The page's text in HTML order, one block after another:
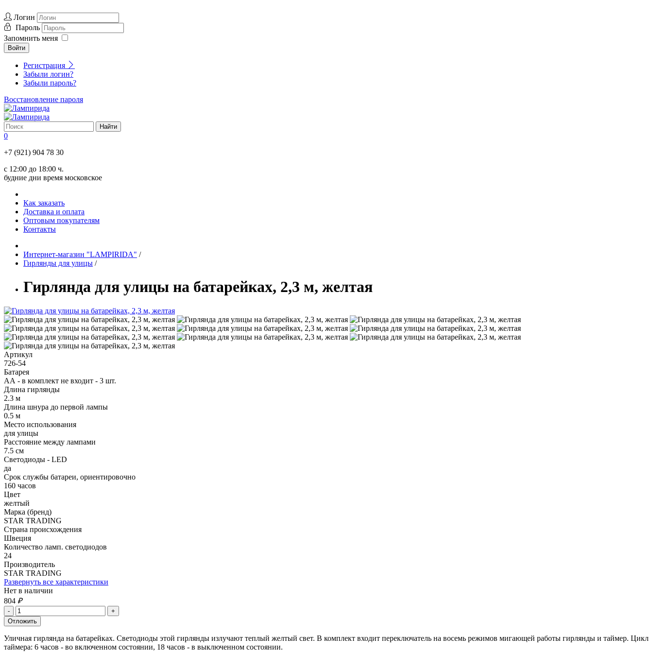
Логин
Пароль
Запомнить меня
Войти
Регистрация
Забыли логин?
Забыли пароль?
Восстановление пароля
0
+7 (921) 904 78 30
с 12:00 до 18:00 ч.
будние дни время московское
Как заказать
Доставка и оплата
Оптовым покупателям
Контакты
Интернет-магазин "LAMPIRIDA" /
Гирлянды для улицы /
Гирлянда для улицы на батарейках, 2,3 м, желтая
Артикул
726-54
Батарея
АА - в комплект не входит - 3 шт.
Длина гирлянды
2.3 м
Длина шнура до первой лампы
0.5 м
Место использования
для улицы
Расстояние между лампами
7.5 см
Светодиоды - LED
да
Срок службы батареи, ориентировочно
160 часов
Цвет
желтый
Марка (бренд)
STAR TRADING
Страна происхождения
Швеция
Количество ламп. светодиодов
24
Производитель
STAR TRADING
Развернуть все характеристики
Нет в наличии
804 ₽
Уличная гирлянда на батарейках. Светодиоды этой гирлянды излучают теплый желтый свет. В комплект входит переключатель на восемь режимов мигающей работы гирлянды и таймер. Цикл
таймера: 6 часов - во включенном состоянии, 18 часов - в выключенном состоянии.